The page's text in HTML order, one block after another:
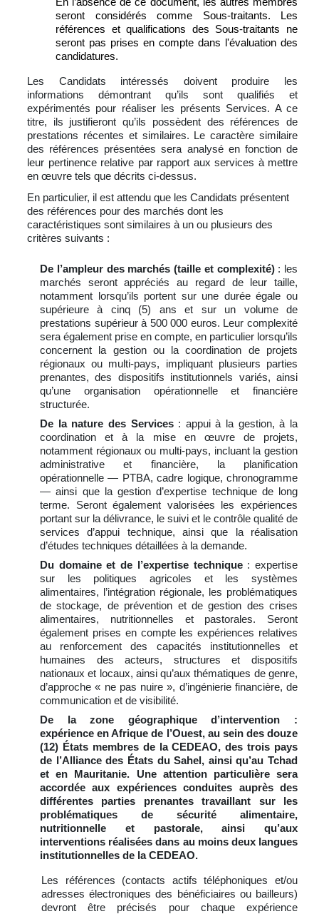
seront considérés comme Sous‑traitants. Les
références et qualifications des Sous‑traitants ne
seront pas prises en compte dans l'évaluation des
candidatures.
Les Candidats intéressés doivent produire les
informations démontrant qu’ils sont qualifiés et
expérimentés pour réaliser les présents Services. A ce
titre, ils justifieront qu’ils possèdent des références de
prestations récentes et similaires. Le caractère similaire
des références présentées sera analysé en fonction de
leur pertinence relative par rapport aux services à mettre
en œuvre tels que décrits ci-dessus.
En particulier, il est attendu que les Candidats présentent
des références pour des marchés dont les
caractéristiques sont similaires à un ou plusieurs des
critères suivants :
De l’ampleur des marchés (taille et complexité): les
marchés seront appréciés au regard de leur taille,
notamment lorsqu’ils portent sur une durée égale ou
supérieure à cinq (5) ans et sur un volume de
prestations supérieur à 500 000 euros. Leur complexité
sera également prise en compte, en particulier lorsqu’ils
concernent la gestion ou la coordination de projets
régionaux ou multi-pays, impliquant plusieurs parties
prenantes, des dispositifs institutionnels variés, ainsi
qu’une organisation opérationnelle et financière
structurée.
De la nature des Services: appui à la gestion, à la
coordination et à la mise en œuvre de projets,
notamment régionaux ou multi-pays, incluant la gestion
administrative et financière, la planification
opérationnelle — PTBA, cadre logique, chronogramme
— ainsi que la gestion d’expertise technique de long
terme. Seront également valorisées les expériences
portant sur la délivrance, le suivi et le contrôle qualité de
services d’appui technique, ainsi que la réalisation
d’études techniques détaillées à la demande.
Du domaine et de l’expertise technique: expertise
sur les politiques agricoles et les systèmes
alimentaires, l’intégration régionale, les problématiques
de stockage, de prévention et de gestion des crises
alimentaires, nutritionnelles et pastorales. Seront
également prises en compte les expériences relatives
au renforcement des capacités institutionnelles et
humaines des acteurs, structures et dispositifs
nationaux et locaux, ainsi qu’aux thématiques de genre,
d’approche « ne pas nuire », d’ingénierie financière, de
communication et de visibilité.
De la zone géographique d’intervention :
expérience en Afrique de l’Ouest, au sein des douze
(12) États membres de la CEDEAO, des trois pays
de l’Alliance des États du Sahel, ainsi qu’au Tchad
et en Mauritanie. Une attention particulière sera
accordée aux expériences conduites auprès des
différentes parties prenantes travaillant sur les
problématiques de sécurité alimentaire,
nutritionnelle et pastorale, ainsi qu’aux
interventions réalisées dans au moins deux langues
institutionnelles de la CEDEAO.
Les références (contacts actifs téléphoniques et/ou
adresses électroniques des bénéficiaires ou bailleurs)
devront être précisés pour chaque expérience